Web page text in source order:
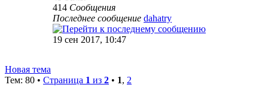
414 Сообщения
Последнее сообщение dahatry
19 сен 2017, 10:47
Новая тема
Тем: 80 • Страница 1 из 2 • 1, 2